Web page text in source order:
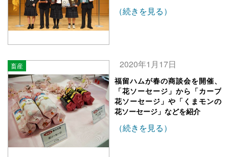
（続きを見る）
畜産 2020年1月17日
福留ハムが春の商談会を開催、
「花ソーセージ」から「カープ
花ソーセージ」や「くまモンの
花ソーセージ」などを紹介
（続きを見る）